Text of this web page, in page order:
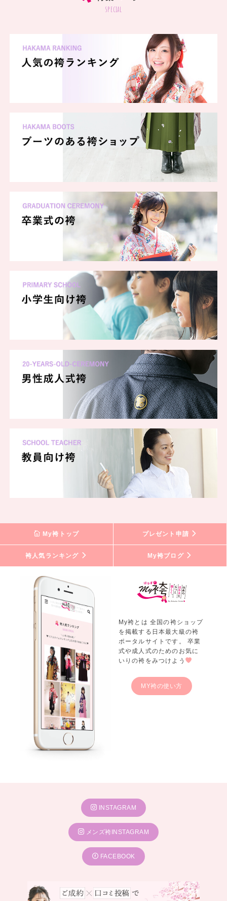
special
My袴トップ プレゼント申請
袴人気ランキング My袴ブログ
My袴とは 全国の袴ショップ
を掲載する日本最大級の袴
ポータルサイトです。 卒業
式や成人式のためのお気に
いりの袴をみつけよう
MY袴の使い方
INSTAGRAM
メンズ袴INSTAGRAM
FACEBOOK